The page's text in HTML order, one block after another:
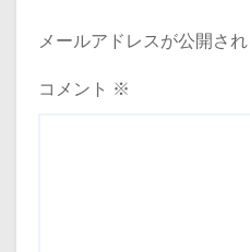
メールアドレスが公開さ
コメント ※